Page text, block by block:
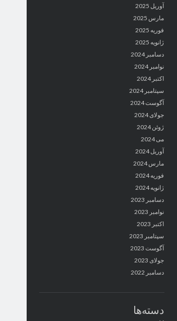
آوریل 2025
مارس 2025
فوریه 2025
ژانویه 2025
دسامبر 2024
نوامبر 2024
اکتبر 2024
سپتامبر 2024
آگوست 2024
جولای 2024
ژوئن 2024
می 2024
آوریل 2024
مارس 2024
فوریه 2024
ژانویه 2024
دسامبر 2023
نوامبر 2023
اکتبر 2023
سپتامبر 2023
آگوست 2023
جولای 2023
دسامبر 2022
دسته‌ها